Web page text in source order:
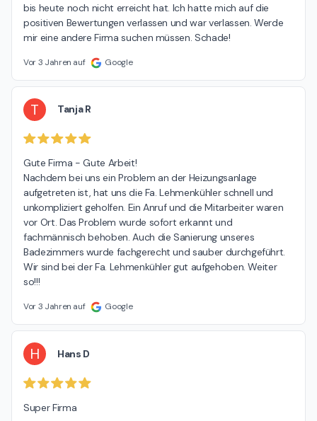
bis heute noch nicht erreicht hat. Ich hatte mich auf die
positiven Bewertungen verlassen und war verlassen. Werde
mir eine andere Firma suchen müssen. Schade!
Vor 3 Jahren auf Google
T Tanja R
Gute Firma - Gute Arbeit!
Nachdem bei uns ein Problem an der Heizungsanlage
aufgetreten ist, hat uns die Fa. Lehmenkühler schnell und
unkompliziert geholfen. Ein Anruf und die Mitarbeiter waren
vor Ort. Das Problem wurde sofort erkannt und
fachmännisch behoben. Auch die Sanierung unseres
Badezimmers wurde fachgerecht und sauber durchgeführt.
Wir sind bei der Fa. Lehmenkühler gut aufgehoben. Weiter
so!!!
Vor 3 Jahren auf Google
H Hans D
Super Firma